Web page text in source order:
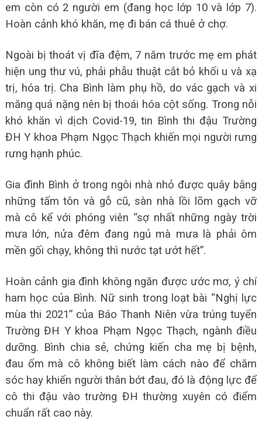
em còn có 2 người em (đang học lớp 10 và lớp 7).
Hoàn cảnh khó khăn, mẹ đi bán cá thuê ở chợ.
Ngoài bị thoát vị đĩa đệm, 7 năm trước mẹ em phát
hiện ung thư vú, phải phẫu thuật cắt bỏ khối u và xạ
trị, hóa trị. Cha Bình làm phụ hồ, do vác gạch và xi
măng quá nặng nên bị thoái hóa cột sống. Trong nỗi
khó khăn vì dịch Covid-19, tin Bình thi đậu Trường
ĐH Y khoa Phạm Ngọc Thạch khiến mọi người rưng
rưng hạnh phúc.
Gia đình Bình ở trong ngôi nhà nhỏ được quây bằng
những tấm tôn và gỗ cũ, sàn nhà lồi lõm gạch vỡ
mà cô kể với phóng viên “sợ nhất những ngày trời
mưa lớn, nửa đêm đang ngủ mà mưa là phải ôm
mền gối chạy, không thì nước tạt ướt hết”.
Hoàn cảnh gia đình không ngăn được ước mơ, ý chí
ham học của Bình. Nữ sinh trong loạt bài “Nghị lực
mùa thi 2021” của Báo Thanh Niên vừa trúng tuyển
Trường ĐH Y khoa Phạm Ngọc Thạch, ngành điều
dưỡng. Bình chia sẻ, chứng kiến cha mẹ bị bệnh,
đau ốm mà cô không biết làm cách nào để chăm
sóc hay khiến người thân bớt đau, đó là động lực để
cô thi đậu vào trường ĐH thường xuyên có điểm
chuẩn rất cao này.